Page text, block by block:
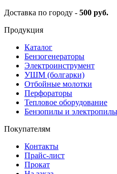
Доставка по городу - 500 руб.
Продукция
Каталог
Бензогенераторы
Электроинструмент
УШМ (болгарки)
Отбойные молотки
Перфораторы
Тепловое оборудование
Бензопилы и электропилы
Покупателям
Контакты
Прайс-лист
Прокат